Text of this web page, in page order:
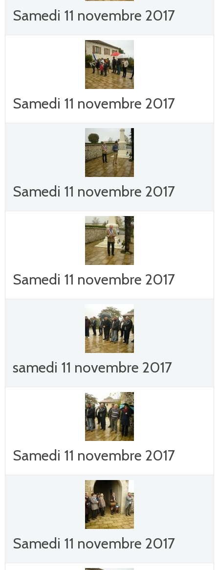
Samedi 11 novembre 2017
Samedi 11 novembre 2017
Samedi 11 novembre 2017
Samedi 11 novembre 2017
samedi 11 novembre 2017
Samedi 11 novembre 2017
Samedi 11 novembre 2017